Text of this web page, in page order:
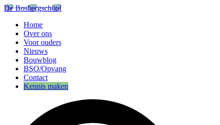
De Bosbergschool
Home
Over ons
Voor ouders
Nieuws
Bouwblog
BSO/Opvang
Contact
Kennis maken